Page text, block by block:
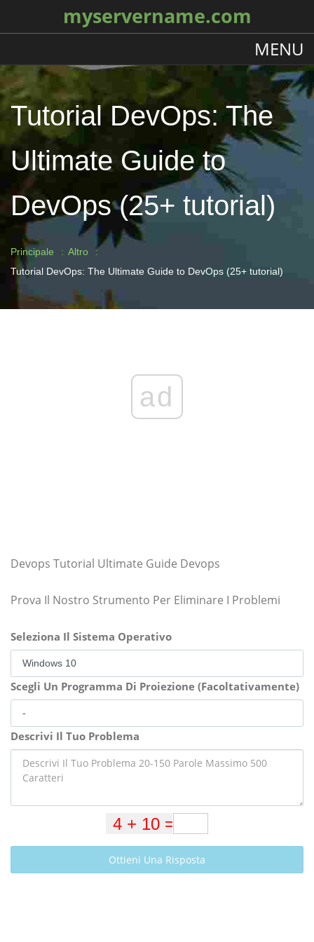
myservername.com
MENU
Tutorial DevOps: The
Ultimate Guide to
DevOps (25+ tutorial)
Principale
Altro
Tutorial DevOps: The Ultimate Guide to DevOps (25+ tutorial)
ad
Devops Tutorial Ultimate Guide Devops
Prova Il Nostro Strumento Per Eliminare I Problemi
Seleziona Il Sistema Operativo
Scegli Un Programma Di Proiezione (Facoltativamente)
Descrivi Il Tuo Problema
Ottieni Una Risposta